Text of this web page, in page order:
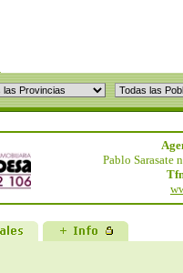
Pablo Sarasate